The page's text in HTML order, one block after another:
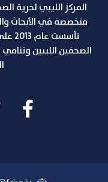
المركز الليبي لحرية
متخصصة في الأبحاث
الصحفين الليبين